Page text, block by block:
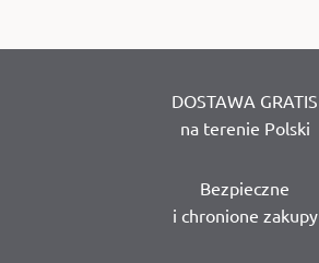
DOSTAWA GRATIS
na terenie Polski
Bezpieczne
i chronione zakupy